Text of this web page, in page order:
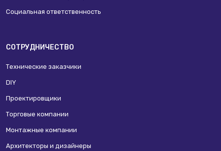
Социальная ответственность
СОТРУДНИЧЕСТВО
Технические заказчики
DIY
Проектировщики
Торговые компании
Монтажные компании
Архитекторы и дизайнеры